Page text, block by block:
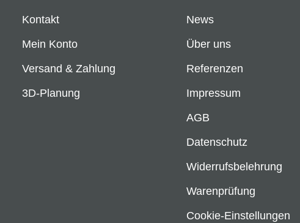
Kontakt
Mein Konto
Versand & Zahlung
3D-Planung
News
Über uns
Referenzen
Impressum
AGB
Datenschutz
Widerrufsbelehrung
Warenprüfung
Cookie-Einstellungen